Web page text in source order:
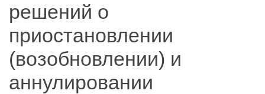
решений о
приостановлении
(возобновлении) и
аннулировании